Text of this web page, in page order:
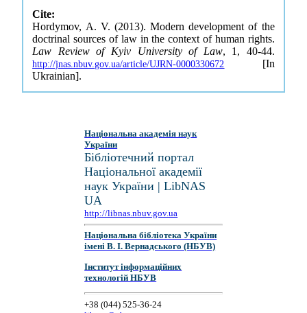
Cite:
Hordymov, A. V. (2013). Modern development of the
doctrinal sources of law in the context of human rights.
Law Review of Kyiv University of Law, 1, 40-44.
http://jnas.nbuv.gov.ua/article/UJRN-0000330672 [In
Ukrainian].
Національна академія наук
України
Бібліотечний портал
Національної академії
наук України | LibNAS
UA
http://libnas.nbuv.gov.ua
Національна бібліотека України
імені В. І. Вернадського (НБУВ)
Інститут інформаційних
технологій НБУВ
+38 (044) 525-36-24